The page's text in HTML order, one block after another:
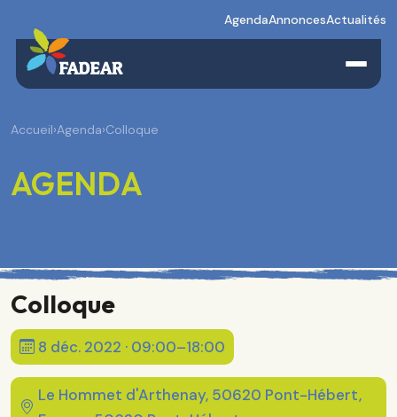
AgendaAnnoncesActualités
Accueil›Agenda›Colloque
AGENDA
Colloque
8 déc. 2022 · 09:00–18:00
Le Hommet d'Arthenay, 50620 Pont-Hébert,